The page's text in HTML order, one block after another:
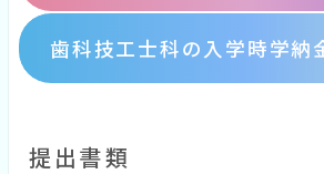
歯科技工士科の入学時学納
提出書類